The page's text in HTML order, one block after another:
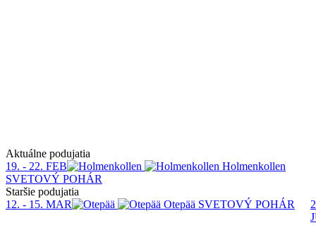
Aktuálne podujatia
19. - 22. FEB
Holmenkollen
SVETOVÝ POHÁR
Staršie podujatia
12. - 15. MAR
Otepää SVETOVÝ POHÁR